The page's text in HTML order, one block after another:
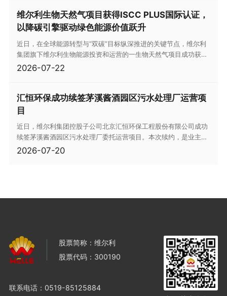
维尔利生物天然气项目获得ISCC PLUS国际认证，
以降碳引擎驱动绿色能源价值跃升
近日，在全球能源转型与“双碳”目标纵深推进的关键节点，维尔利
集团旗下维尔利生物能源投资和运营的一生物天然气项目成功获得
ISCC PLUS（国际可持续发展与碳认证）认证。这一国际权威“绿
坚实基础。
2026-07-22
汇恒环保成功续签茅溪酱酒园区污水处理厂运营项
目
近日，维尔利集团控股子公司北京汇恒环保工程股份有限公司成功
续签茅溪酱酒园区污水处理厂委托运营项目。本次续约，是业主单
位对公司长期优质运维服务的高度认可，充分彰显了汇恒环保在酱
2026-07-20
股票简称：维尔利
股票代码：300190
联系电话： 0519-85125884